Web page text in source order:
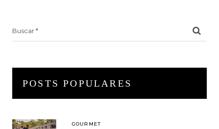
POSTS POPULARES
GOURMET